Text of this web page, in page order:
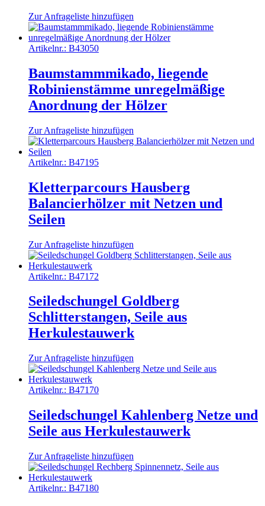
Zur Anfrageliste hinzufügen
Artikelnr.: B43050
Baumstammmikado, liegende
Robinienstämme unregelmäßige
Anordnung der Hölzer
Zur Anfrageliste hinzufügen
Artikelnr.: B47195
Kletterparcours Hausberg
Balancierhölzer mit Netzen und
Seilen
Zur Anfrageliste hinzufügen
Artikelnr.: B47172
Seiledschungel Goldberg
Schlitterstangen, Seile aus
Herkulestauwerk
Zur Anfrageliste hinzufügen
Artikelnr.: B47170
Seiledschungel Kahlenberg Netze und
Seile aus Herkulestauwerk
Zur Anfrageliste hinzufügen
Artikelnr.: B47180